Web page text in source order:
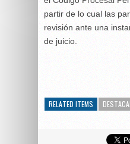
partir de lo cual las
revisión ante una
de juicio.
RELATED ITEMS